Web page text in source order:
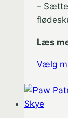
–
Læs
Vælg